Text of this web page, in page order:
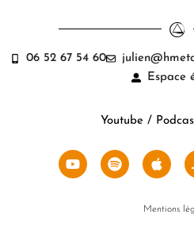
06 52 67 54 60
Espace
Youtube /
Mentions